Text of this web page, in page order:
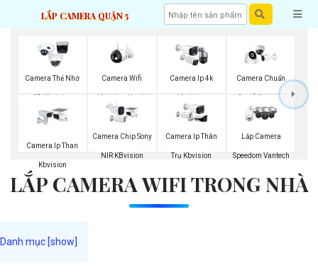
LẮP CAMERA QUẬN 5
Camera Thẻ Nhớ
SD Kbvision
Camera Wifi
Kbvision Ngoài
Trời
Camera Ip 4k
Kbvision
Camera Chuẩn
Onvif Kbvision
Camera Ip Than
Kbvision
Camera Chip Sony
NIR KBvision
Camera Ip Thân
Trụ Kbvision
Lắp Camera
Speedom Vantech
LẮP CAMERA WIFI TRONG NHÀ